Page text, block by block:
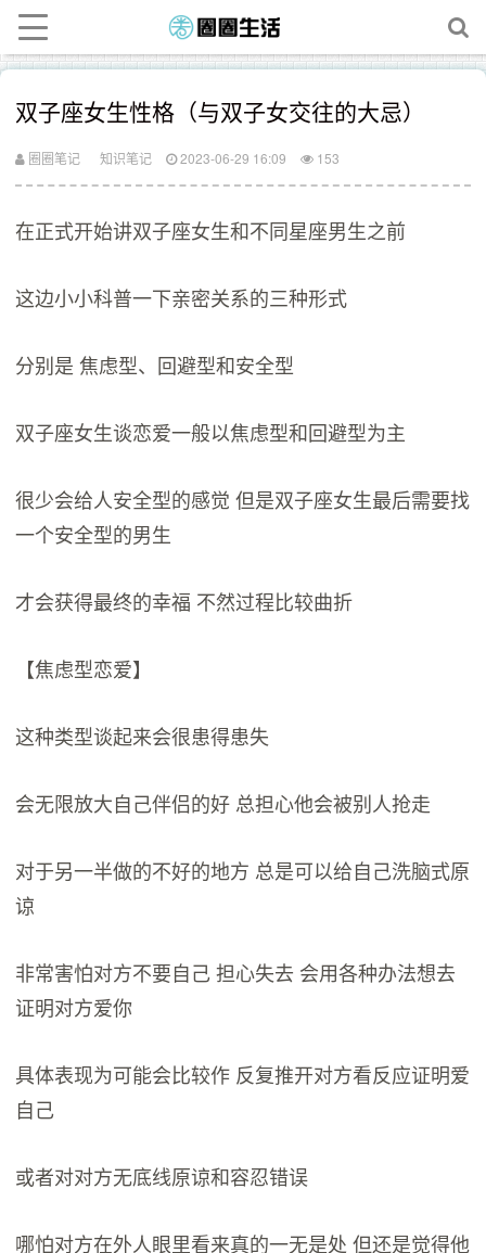
双子座女生性格（与双子女交往的大忌）
圈圈笔记 知识笔记 2023-06-29 16:09 153
在正式开始讲双子座女生和不同星座男生之前
这边小小科普一下亲密关系的三种形式
分别是 焦虑型、回避型和安全型
双子座女生谈恋爱一般以焦虑型和回避型为主
很少会给人安全型的感觉 但是双子座女生最后需要找
一个安全型的男生
才会获得最终的幸福 不然过程比较曲折
【焦虑型恋爱】
这种类型谈起来会很患得患失
会无限放大自己伴侣的好 总担心他会被别人抢走
对于另一半做的不好的地方 总是可以给自己洗脑式原
谅
非常害怕对方不要自己 担心失去 会用各种办法想去
证明对方爱你
具体表现为可能会比较作 反复推开对方看反应证明爱
自己
或者对对方无底线原谅和容忍错误
哪怕对方在外人眼里看来真的一无是处 但还是觉得他